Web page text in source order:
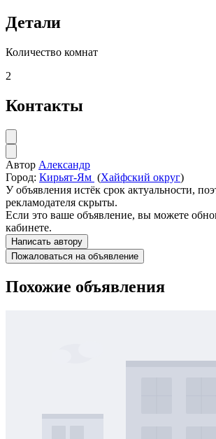
Детали
Количество комнат
2
Контакты
Автор Александр
Город: Кирьят-Ям (Хайфский округ)
У объявления истёк срок актуальности,
рекламодателя скрыты.
Если это ваше объявление, вы можете
кабинете.
Написать автору
Пожаловаться на объявление
Похожие объявления